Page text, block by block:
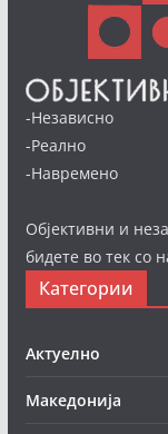
-Независно
-Реално
-Навремено
Објективни и
бидете во тек со
Категории
Актуелно
Македонија